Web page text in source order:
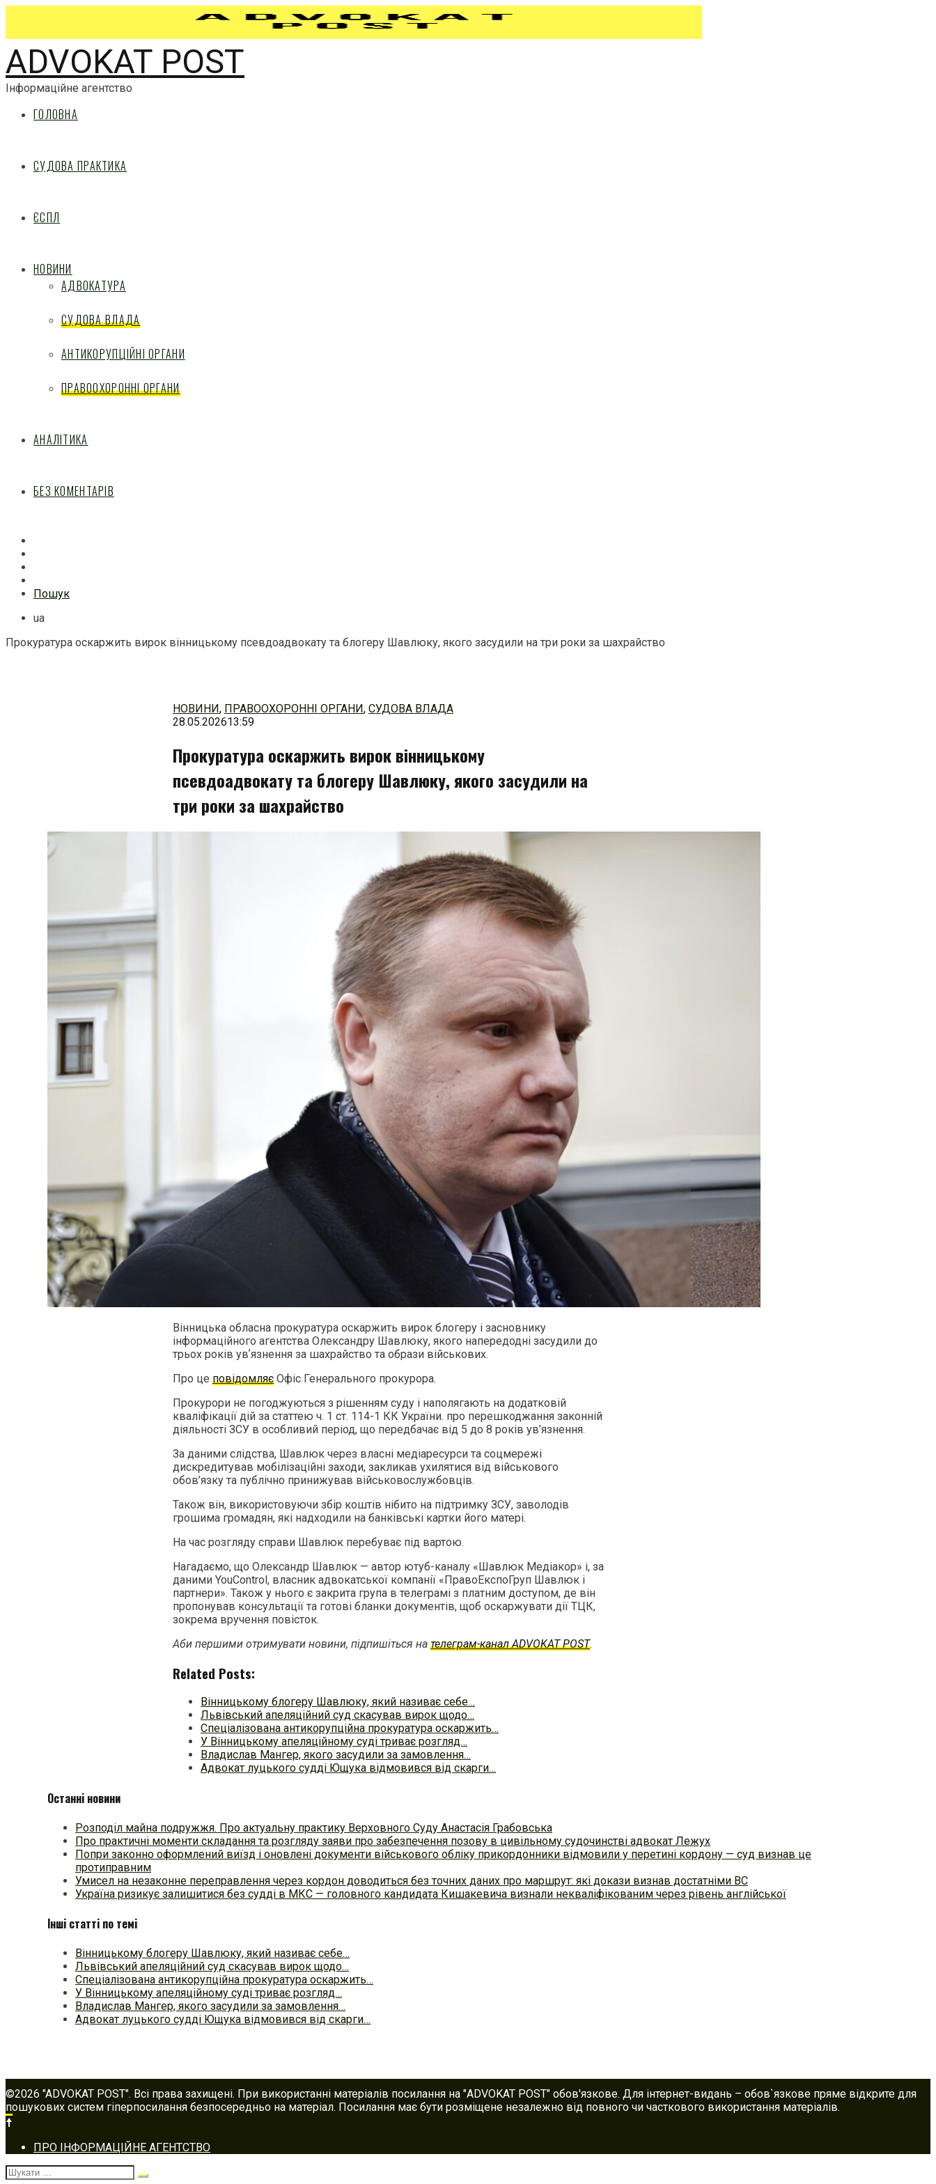
ADVOKAT POST
Інформаційне агентство
ГОЛОВНА
СУДОВА ПРАКТИКА
ЄСПЛ
НОВИНИ
АДВОКАТУРА
СУДОВА ВЛАДА
АНТИКОРУПЦІЙНІ ОРГАНИ
ПРАВООХОРОННІ ОРГАНИ
АНАЛІТИКА
БЕЗ КОМЕНТАРІВ
Пошук
ua
Прокуратура оскаржить вирок вінницькому псевдоадвокату та блогеру Шавлюку, якого засудили на три роки за шахрайство
НОВИНИ, ПРАВООХОРОННІ ОРГАНИ, СУДОВА ВЛАДА
28.05.202613:59
Прокуратура оскаржить вирок вінницькому
псевдоадвокату та блогеру Шавлюку, якого засудили на
три роки за шахрайство
Вінницька обласна прокуратура оскаржить вирок блогеру і засновнику
інформаційного агентства Олександру Шавлюку, якого напередодні засудили до
трьох років увʼязнення за шахрайство та образи військових.
Про це повідомляє Офіс Генерального прокурора.
Прокурори не погоджуються з рішенням суду і наполягають на додатковій
кваліфікації дій за статтею ч. 1 ст. 114-1 КК України. про перешкоджання законній
діяльності ЗСУ в особливий період, що передбачає від 5 до 8 років ув’язнення.
За даними слідства, Шавлюк через власні медіаресурси та соцмережі
дискредитував мобілізаційні заходи, закликав ухилятися від військового
обов’язку та публічно принижував військовослужбовців.
Також він, використовуючи збір коштів нібито на підтримку ЗСУ, заволодів
грошима громадян, які надходили на банківські картки його матері.
На час розгляду справи Шавлюк перебуває під вартою.
Нагадаємо, що Олександр Шавлюк — автор ютуб-каналу «Шавлюк Медіакор» і, за
даними YouControl, власник адвокатської компанії «ПравоЕкспоГруп Шавлюк і
партнери». Також у нього є закрита група в телеграмі з платним доступом, де він
пропонував консультації та готові бланки документів, щоб оскаржувати дії ТЦК,
зокрема вручення повісток.
Аби першими отримувати новини, підпишіться на телеграм-канал ADVOKAT POST.
Related Posts:
Вінницькому блогеру Шавлюку, який називає себе…
Львівський апеляційний суд скасував вирок щодо…
Спеціалізована антикорупційна прокуратура оскаржить…
У Вінницькому апеляційному суді триває розгляд…
Владислав Мангер, якого засудили за замовлення…
Адвокат луцького судді Ющука відмовився від скарги…
Останні новини
Розподіл майна подружжя. Про актуальну практику Верховного Суду Анастасія Грабовська
Про практичні моменти складання та розгляду заяви про забезпечення позову в цивільному судочинстві адвокат Лежух
Попри законно оформлений виїзд і оновлені документи військового обліку прикордонники відмовили у перетині кордону — суд визнав це
протиправним
Умисел на незаконне переправлення через кордон доводиться без точних даних про маршрут: які докази визнав достатніми ВС
Україна ризикує залишитися без судді в МКС — головного кандидата Кишакевича визнали некваліфікованим через рівень англійської
Інші статті по темі
Вінницькому блогеру Шавлюку, який називає себе…
Львівський апеляційний суд скасував вирок щодо…
Спеціалізована антикорупційна прокуратура оскаржить…
У Вінницькому апеляційному суді триває розгляд…
Владислав Мангер, якого засудили за замовлення…
Адвокат луцького судді Ющука відмовився від скарги…
©2026 "ADVOKAT POST". Всі права захищені. При використанні матеріалів посилання на "ADVOKAT POST" обов'язкове. Для інтернет-видань – обов`язкове пряме відкрите для
пошукових систем гіперпосилання безпосередньо на матеріал. Посилання має бути розміщене незалежно від повного чи часткового використання матеріалів.
Footer
navigation
ПРО ІНФОРМАЦІЙНЕ АГЕНТСТВО
Шукати: